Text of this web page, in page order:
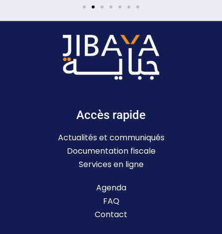
Accès rapide
Actualités et communiqués
Documentation fiscale
Services en ligne
Agenda
FAQ
Contact